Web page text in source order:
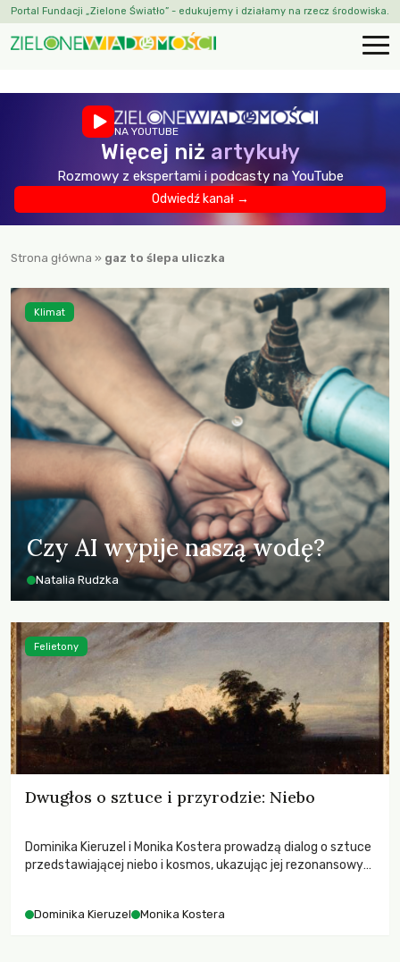
Portal Fundacji „Zielone Światło” - edukujemy i działamy na rzecz środowiska.
NA YOUTUBE
Więcej niż artykuły
Rozmowy z ekspertami i podcasty na YouTube
Odwiedź kanał →
Strona główna » gaz to ślepa uliczka
Czy AI wypije naszą wodę?
Natalia Rudzka
Klimat
Dwugłos o sztuce i przyrodzie: Niebo
Dominika Kieruzel i Monika Kostera prowadzą dialog o sztuce
przedstawiającej niebo i kosmos, ukazując jej rezonansowy
Dominika Kieruzel Monika Kostera
Felietony